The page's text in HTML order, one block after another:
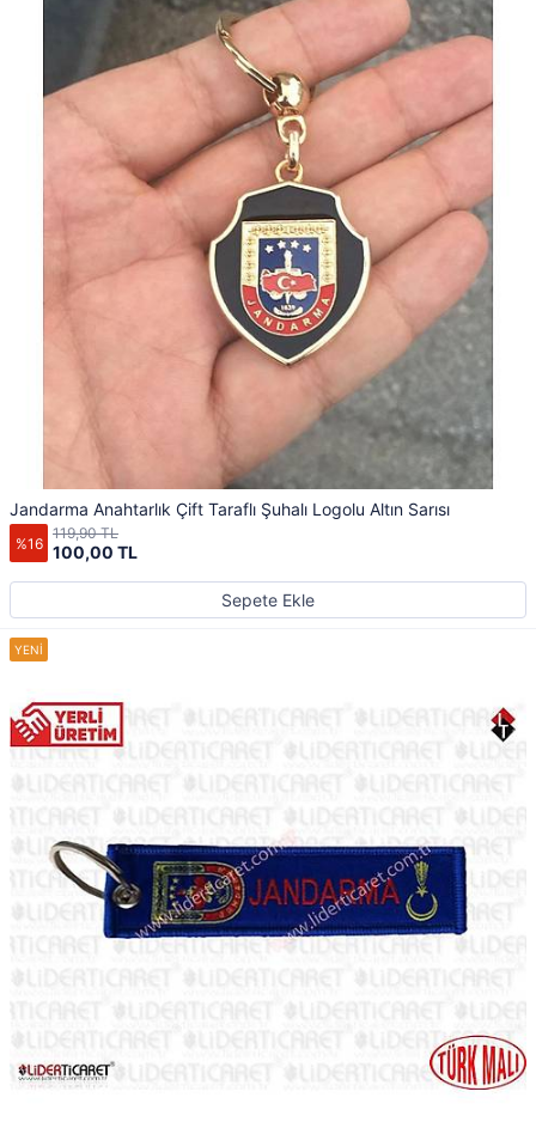
Jandarma Anahtarlık Çift Taraflı Şuhalı Logolu Altın Sarısı
%16 100,00 TL
119,90 TL
Sepete Ekle